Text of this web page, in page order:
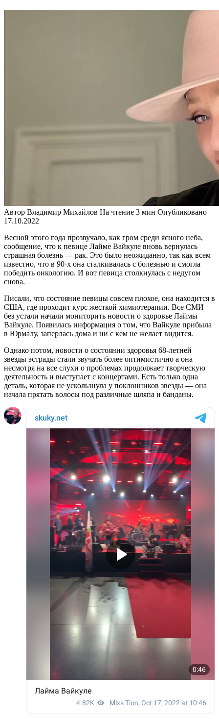
Автор Владимир Михайлов На чтение 3 мин Опубликовано
17.10.2022
Весной этого года прозвучало, как гром среди ясного неба,
сообщение, что к певице Лайме Вайкуле вновь вернулась
страшная болезнь — рак. Это было неожиданно, так как всем
известно, что в 90-х она сталкивалась с болезнью и смогла
победить онкологию. И вот певица столкнулась с недугом
снова.
Писали, что состояние певицы совсем плохое, она находится в
США, где проходит курс жесткой химиотерапии. Все СМИ
без устали начали мониторить новости о здоровье Лаймы
Вайкуле. Появилась информация о том, что Вайкуле прибыла
в Юрмалу, заперлась дома и ни с кем не желает видится.
Однако потом, новости о состоянии здоровья 68-летней
звезды эстрады стали звучать более оптимистично а она
несмотря на все слухи о проблемах продолжает творческую
деятельность и выступает с концертами. Есть только одна
деталь, которая не ускользнула у поклонников звезды — она
начала прятать волосы под различные шляпа и банданы.